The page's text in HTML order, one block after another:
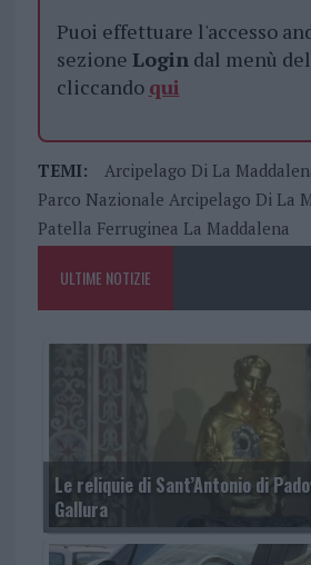
Puoi effettuare l'accesso
sezione Logindal menù
cliccando qui
TEMI:
Arcipelago Di La
Parco Nazionale Arcipelago Di La
Patella Ferruginea La Maddalena
ULTIME NOTIZIE
Le reliquie di Sant’Antonio di
Gallura